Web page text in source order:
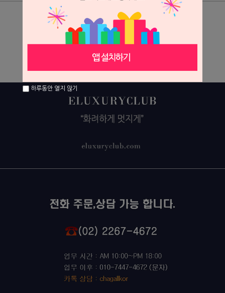
상세정보 새창 열기
상세 정보를 확대해 보실 수 있습니다.
하루동안 열지 않기